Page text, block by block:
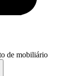
de mobiliário